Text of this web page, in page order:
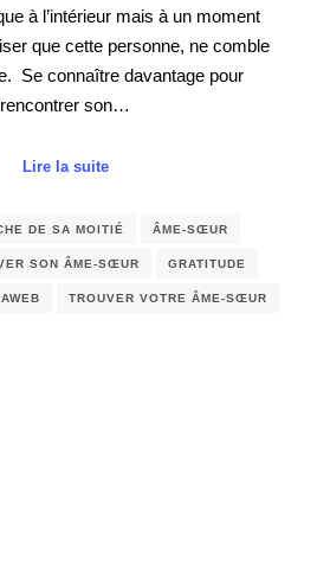
à l’intérieur mais à un moment
que cette personne, ne comble
Se connaître davantage pour
rencontrer son…
Lire la suite
DE SA MOITIÉ ÂME-SŒUR
SON ÂME-SŒUR GRATITUDE
TROUVER VOTRE ÂME-SŒUR